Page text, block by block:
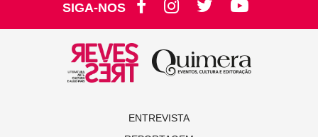
SIGA-NOS
ENTREVISTA